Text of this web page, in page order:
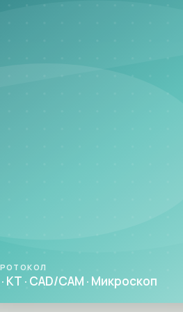
КТ · CAD/CAM · Микроскоп